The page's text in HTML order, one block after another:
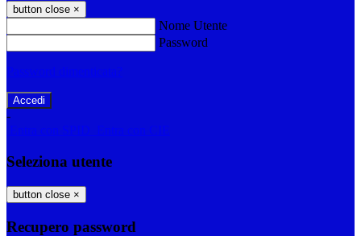
button close ×
Nome Utente
Password
Password dimenticata?
-
Entra con SPID
Entra con CIE
Seleziona utente
button close ×
Recupero password